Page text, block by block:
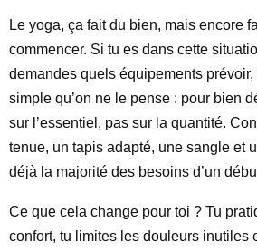
Le yoga, ça fait du bien, mais encore
commencer. Si tu es dans cette
demandes quels équipements
simple qu’on ne le pense : pour bien
sur l’essentiel, pas sur la quantité.
tenue, un tapis adapté, une sangle et
déjà la majorité des besoins d’un
Ce que cela change pour toi ? Tu
confort, tu limites les douleurs inutiles